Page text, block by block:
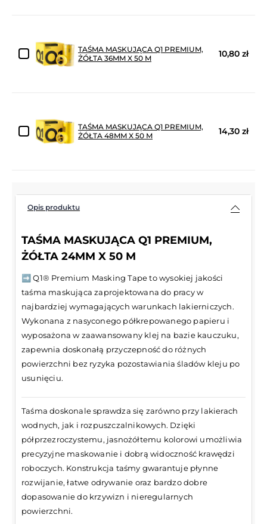
TAŚMA MASKUJĄCA Q1 PREMIUM,
ŻÓŁTA 36MM X 50 M
10,80 zł
TAŚMA MASKUJĄCA Q1 PREMIUM,
ŻÓŁTA 48MM X 50 M
14,30 zł
Opis produktu
TAŚMA MASKUJĄCA Q1 PREMIUM,
ŻÓŁTA 24MM X 50 M
➡️ Q1® Premium Masking Tape to wysokiej jakości
taśma maskująca zaprojektowana do pracy w
najbardziej wymagających warunkach lakierniczych.
Wykonana z nasyconego półkrepowanego papieru i
wyposażona w zaawansowany klej na bazie kauczuku,
zapewnia doskonałą przyczepność do różnych
powierzchni bez ryzyka pozostawiania śladów kleju po
usunięciu.
Taśma doskonale sprawdza się zarówno przy lakierach
wodnych, jak i rozpuszczalnikowych. Dzięki
półprzezroczystemu, jasnożółtemu kolorowi umożliwia
precyzyjne maskowanie i dobrą widoczność krawędzi
roboczych. Konstrukcja taśmy gwarantuje płynne
rozwijanie, łatwe odrywanie oraz bardzo dobre
dopasowanie do krzywizn i nieregularnych
powierzchni.